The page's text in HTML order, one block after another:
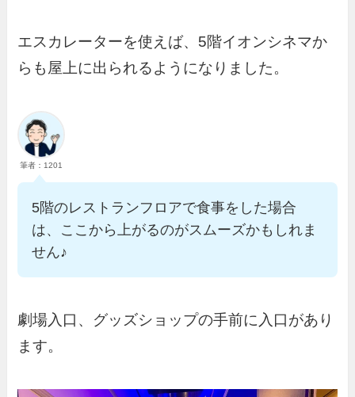
エスカレーターを使えば、5階イオンシネマか
らも屋上に出られるようになりました。
筆者：1201
5階のレストランフロアで食事をした場合
は、ここから上がるのがスムーズかもしれま
せん♪
劇場入口、グッズショップの手前に入口があり
ます。